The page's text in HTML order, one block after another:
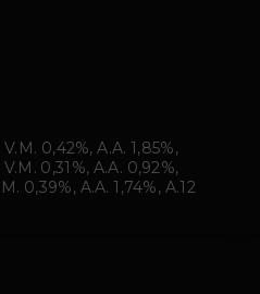
V.M. 0,42%, A.A. 1,85%,
V.M. 0,31%, A.A. 0,92%,
0,39%, A.A. 1,74%, A.12